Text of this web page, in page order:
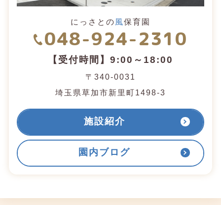
にっさとの 風保育園
048-924-2310
【受付時間】9:00～18:00
〒340-0031
埼玉県草加市新里町1498-3
施設紹介
園内ブログ